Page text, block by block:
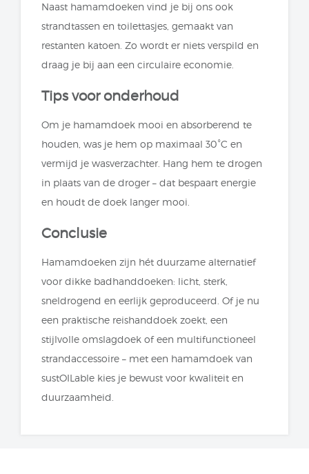
Naast hamamdoeken vind je bij ons ook
strandtassen en toilettasjes, gemaakt van
restanten katoen. Zo wordt er niets verspild en
draag je bij aan een circulaire economie.
Tips voor onderhoud
Om je hamamdoek mooi en absorberend te
houden, was je hem op maximaal 30°C en
vermijd je wasverzachter. Hang hem te drogen
in plaats van de droger – dat bespaart energie
en houdt de doek langer mooi.
Conclusie
Hamamdoeken zijn hét duurzame alternatief
voor dikke badhanddoeken: licht, sterk,
sneldrogend en eerlijk geproduceerd. Of je nu
een praktische reishanddoek zoekt, een
stijlvolle omslagdoek of een multifunctioneel
strandaccessoire – met een hamamdoek van
sustOILable kies je bewust voor kwaliteit en
duurzaamheid.